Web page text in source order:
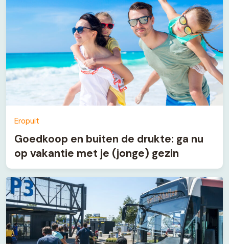
Eropuit
Goedkoop en buiten de drukte: ga nu
op vakantie met je (jonge) gezin